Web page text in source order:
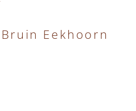
Eekhoorn